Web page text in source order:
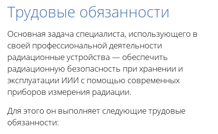
Трудовые обязанности
Основная задача специалиста, использующего в
своей профессиональной деятельности
радиационные устройства — обеспечить
радиационную безопасность при хранении и
эксплуатации ИИИ с помощью современных
приборов измерения радиации.
Для этого он выполняет следующие трудовые
обязанности: